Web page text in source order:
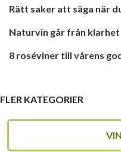
Rätt saker att säga när
Naturvin går från
8 roséviner till vårens
FLER KATEGORIER